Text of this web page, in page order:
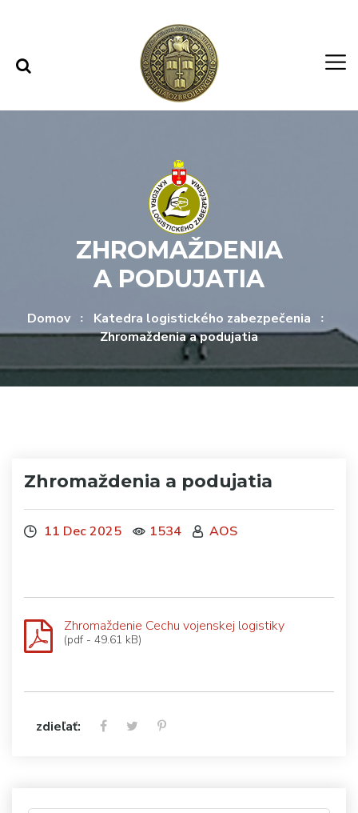
ZHROMAŽDENIA
A PODUJATIA
Domov
Katedra logistického zabezpečenia
Zhromaždenia a podujatia
Zhromaždenia a podujatia
11 Dec 2025 1534 AOS
Zhromaždenie Cechu vojenskej logistiky
(pdf - 49.61 kB)
zdieľať: